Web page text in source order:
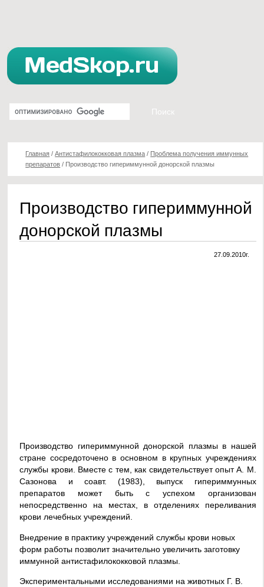
Главная /Антистафилококковая плазма / Проблема получения иммунных
препаратов / Производство гипериммунной донорской плазмы
Производство гипериммунной
донорской плазмы
27.09.2010г.
Производство гипериммунной донорской плазмы в нашей
стране сосредоточено в основном в крупных учреждениях
службы крови. Вместе с тем, как свидетельствует опыт А. М.
Сазонова и соавт. (1983), выпуск гипериммунных
препаратов может быть с успехом организован
непосредственно на местах, в отделениях переливания
крови лечебных учреждений.
Внедрение в практику учреждений службы крови новых
форм работы позволит значительно увеличить заготовку
иммунной антистафилококковой плазмы.
Экспериментальными исследованиями на животных Г. В.